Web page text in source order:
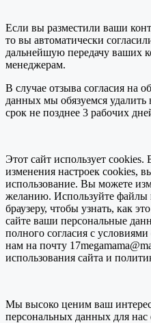
Если вы разместили ваши
то вы автоматически
дальнейшую передачу ваших
менеджерам.
В случае отзыва согласия на
данных мы обязуемся
срок не позднее 3 рабочих
Этот сайт использует
изменения настроек cookies,
использование. Вы можете
желанию. Используйте
браузеру, чтобы узнать, как
сайте ваши персональные
полного согласия с
нам на почту
использования сайта и
Мы высоко ценим ваш
персональных данных для нас